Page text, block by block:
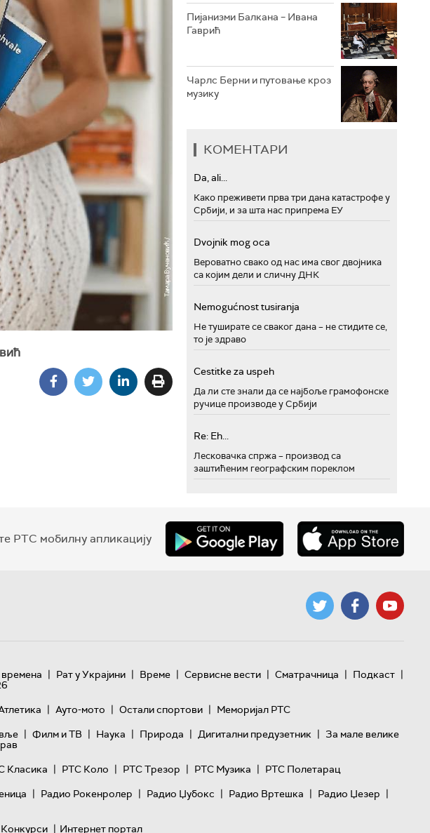
Пијанизми Балкана – Ивана
Гаврић
Чарлс Берни и путовање кроз
музику
КОМЕНТАРИ
Da, ali...
Како преживети прва три дана катастрофе у
Србији, и за шта нас припрема ЕУ
Dvojnik mog oca
Вероватно свако од нас има свог двојника
са којим дели и сличну ДНК
Nemogućnost tusiranja
Не туширате се сваког дана – не стидите се,
то је здраво
Cestitke za uspeh
Да ли сте знали да се најбоље грамофонске
ручице производе у Србији
Re: Eh...
Лесковачка спржа – производ са
заштићеним географским пореклом
РТС мобилну апликацију
| Рат у Украјини | Време | Сервисне вести | Сматрачница | Подкаст |
| Ауто-мото | Остали спортови | Меморијал РТС
| Филм и ТВ | Наука | Природа | Дигитални предузетник | За мале велике
Класика | РТС Коло | РТС Трезор | РТС Музика | РТС Полетарац
| Радио Рокенролер | Радио Џубокс | Радио Вртешка | Радио Џезер |
Конкурси | Интернет портал